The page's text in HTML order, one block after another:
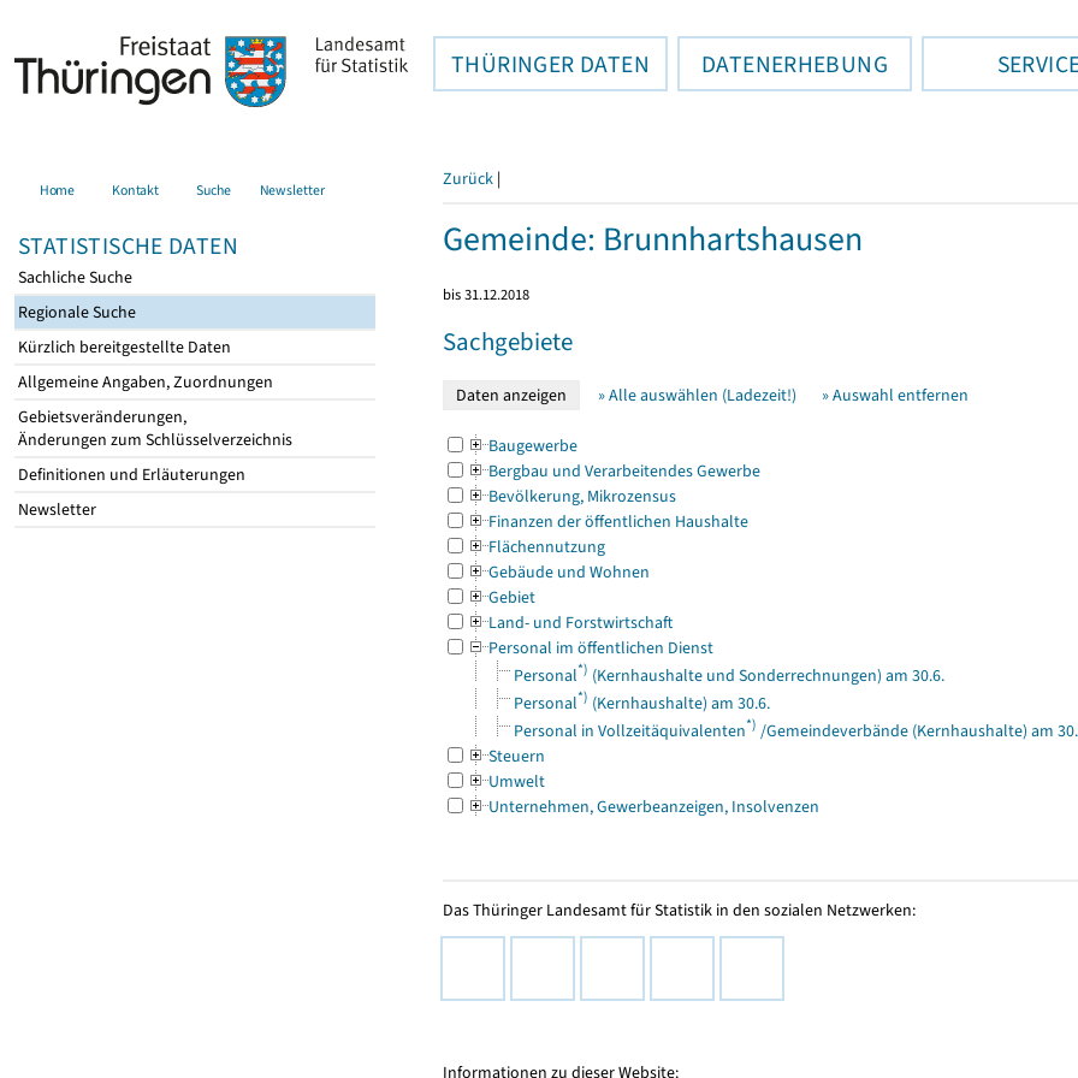
THÜRINGER DATEN DATENERHEBUNG
Home Kontakt Suche Newsletter
STATISTISCHE DATEN
Sachliche Suche
Regionale Suche
Kürzlich bereitgestellte Daten
Allgemeine Angaben, Zuordnungen
Gebietsveränderungen,
Änderungen zum Schlüsselverzeichnis
Definitionen und Erläuterungen
Newsletter
Zurück |
Gemeinde: Brunnhartshausen
bis 31.12.2018
Sachgebiete
» Alle auswählen (Ladezeit!) » Auswahl entfernen
Baugewerbe
Bergbau und Verarbeitendes Gewerbe
Bevölkerung, Mikrozensus
Finanzen der öffentlichen Haushalte
Flächennutzung
Gebäude und Wohnen
Gebiet
Land- und Forstwirtschaft
Personal im öffentlichen Dienst
Personal*) (Kernhaushalte und Sonderrechnungen) am 30.6.
Personal*) (Kernhaushalte) am 30.6.
Personal in Vollzeitäquivalenten*) /Gemeindeverbände (Kernhaushalte) am
Steuern
Umwelt
Unternehmen, Gewerbeanzeigen, Insolvenzen
Das Thüringer Landesamt für Statistik in den sozialen Netzwerken:
Informationen zu dieser Website: